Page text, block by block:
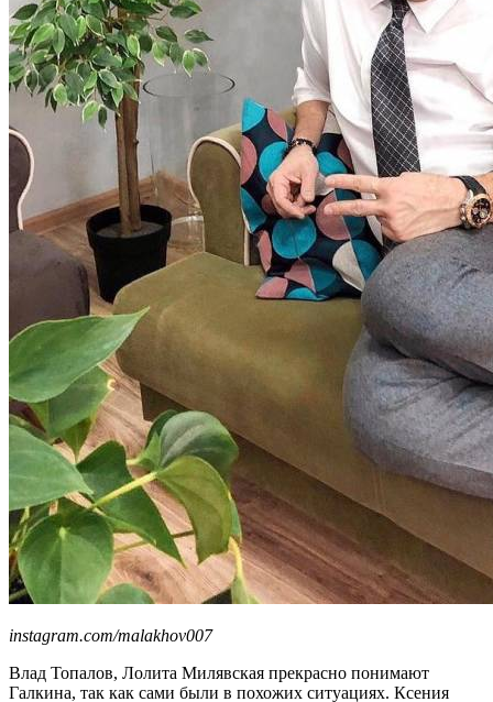
instagram.com/malakhov007
Влад Топалов, Лолита Милявская прекрасно понимают
Галкина, так как сами были в похожих ситуациях. Ксения